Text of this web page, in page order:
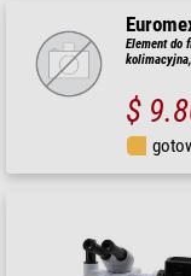
Element do
$